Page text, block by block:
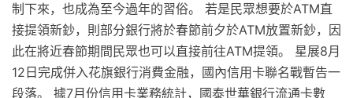
制下來，也成為至今過年的習俗。 若是民眾想要於ATM直
接提領新鈔，則部分銀行將於春節前夕於ATM放置新鈔，因
此在將近春節期間民眾也可以直接前往ATM提領。 星展8月
12日完成併入花旗銀行消費金融，國內信用卡聯名戰暫告一
段落。 據7月份信用卡業務統計，國泰世華銀行流通卡數